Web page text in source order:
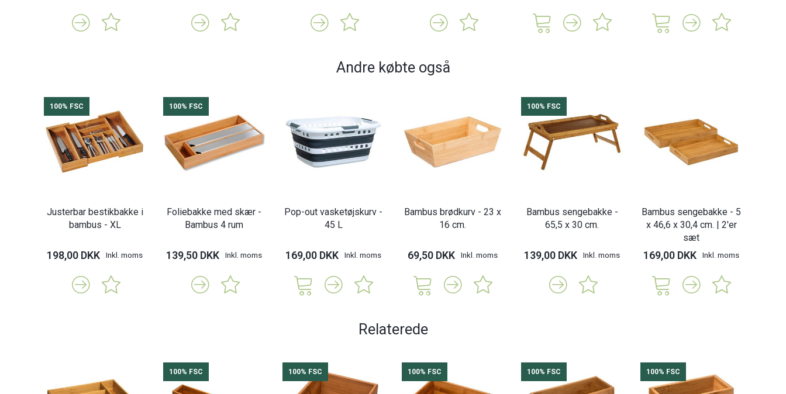
Andre købte også
100% FSC
Justerbar bestikbakke i
bambus - XL
198,00 DKK Inkl. moms
100% FSC
Foliebakke med skær -
Bambus 4 rum
139,50 DKK Inkl. moms
Pop-out vasketøjskurv -
45 L
169,00 DKK Inkl. moms
Bambus brødkurv - 23 x
16 cm.
69,50 DKK Inkl. moms
100% FSC
Bambus sengebakke -
65,5 x 30 cm.
139,00 DKK Inkl. moms
Bambus sengebakke - 5
x 46,6 x 30,4 cm. | 2'er
sæt
169,00 DKK Inkl. moms
Relaterede
100% FSC 100% FSC 100% FSC 100% FSC 100% FSC